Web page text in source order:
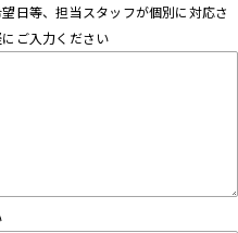
日等、担当スタッフが個別に対応さ
ご入力ください